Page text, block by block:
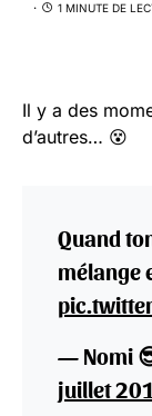
1 MINUTE DE
Il y a des
d’autres… 😵
Quand
mélange
— Nomi
juillet